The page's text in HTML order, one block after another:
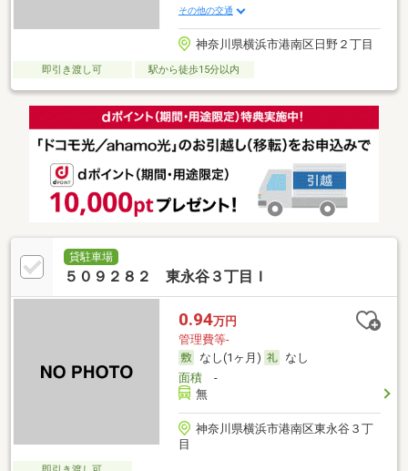
その他の交通
神奈川県横浜市港南区日野２丁目
即引き渡し可 駅から徒歩15分以内
貸駐車場
５０９２８２ 東永谷３丁目Ｉ
0.94万円
管理費等-
なし(1ヶ月)
なし
面積-
無
神奈川県横浜市港南区東永谷３丁
目